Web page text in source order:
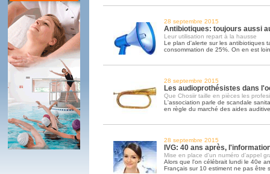
28 septembre 2015
Antibiotiques: toujours aussi
Leur utilisation repart à la hausse
Le plan d'alerte sur les antibiotiques
consommation de 25%. On en est loin
28 septembre 2015
Les audioprothésistes dans
Que Chosiir taille en pièces les
L'association parle de scandale
en règle du marché des aides
28 septembre 2015
IVG: 40 ans après,
Mise en place d'un numéro d'appel
Alors que l'on célébrait lundi le 40e
Français sur 10 estiment ne pas être